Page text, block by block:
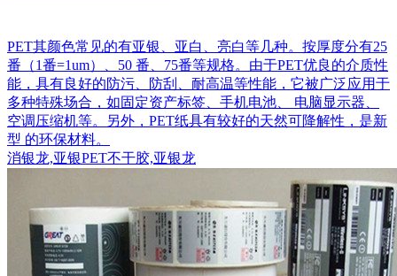
PET其颜色常见的有亚银、亚白、亮白等几种。按厚度分有25
番（1番=1um）、50 番、75番等规格。由于PET优良的介质性
能，具有良好的防污、防刮、耐高温等性能，它被广泛应用于
多种特殊场合，如固定资产标签、手机电池、 电脑显示器、
空调压缩机等。另外，PET纸具有较好的天然可降解性，是新
型 的环保材料。
消银龙,亚银PET不干胶,亚银龙